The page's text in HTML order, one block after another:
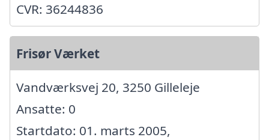
CVR: 36244836
Frisør Værket
Vandværksvej 20, 3250 Gilleleje
Ansatte: 0
Startdato: 01. marts 2005,